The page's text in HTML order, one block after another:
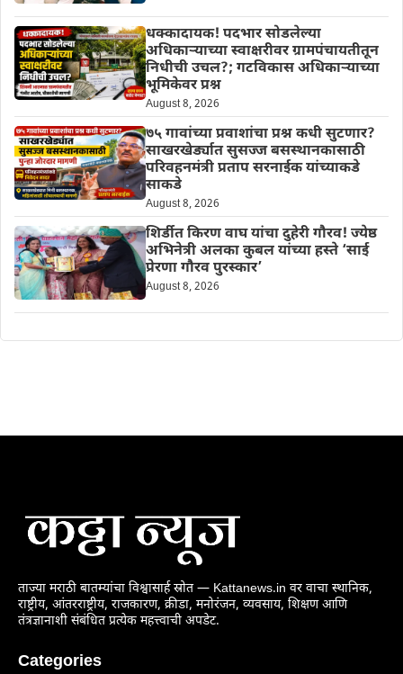
धक्कादायक! पदभार सोडलेल्या
अधिकाऱ्याच्या स्वाक्षरीवर ग्रामपंचायतीतून
निधीची उचल?; गटविकास अधिकाऱ्याच्या
भूमिकेवर प्रश्न
August 8, 2026
७५ गावांच्या प्रवाशांचा प्रश्न कधी सुटणार?
साखरखेर्ड्यात सुसज्ज बसस्थानकासाठी
परिवहनमंत्री प्रताप सरनाईक यांच्याकडे
साकडे
August 8, 2026
शिर्डीत किरण वाघ यांचा दुहेरी गौरव! ज्येष्ठ
अभिनेत्री अलका कुबल यांच्या हस्ते ‘साई
प्रेरणा गौरव पुरस्कार’
August 8, 2026
ताज्या मराठी बातम्यांचा विश्वासार्ह स्रोत — Kattanews.in वर वाचा स्थानिक,
राष्ट्रीय, आंतरराष्ट्रीय, राजकारण, क्रीडा, मनोरंजन, व्यवसाय, शिक्षण आणि
तंत्रज्ञानाशी संबंधित प्रत्येक महत्त्वाची अपडेट.
Categories